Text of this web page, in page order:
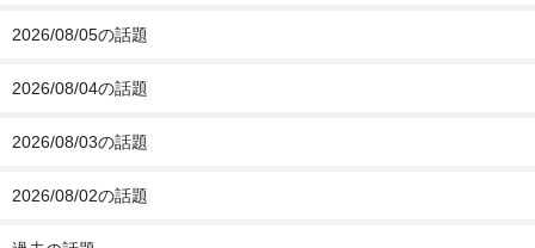
2026/08/05の話題
2026/08/04の話題
2026/08/03の話題
2026/08/02の話題